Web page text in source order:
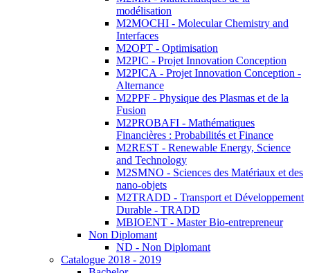
modélisation
M2MOCHI - Molecular Chemistry and
Interfaces
M2OPT - Optimisation
M2PIC - Projet Innovation Conception
M2PICA - Projet Innovation Conception -
Alternance
M2PPF - Physique des Plasmas et de la
Fusion
M2PROBAFI - Mathématiques
Financières : Probabilités et Finance
M2REST - Renewable Energy, Science
and Technology
M2SMNO - Sciences des Matériaux et des
nano-objets
M2TRADD - Transport et Développement
Durable - TRADD
MBIOENT - Master Bio-entrepreneur
Non Diplomant
ND - Non Diplomant
Catalogue 2018 - 2019